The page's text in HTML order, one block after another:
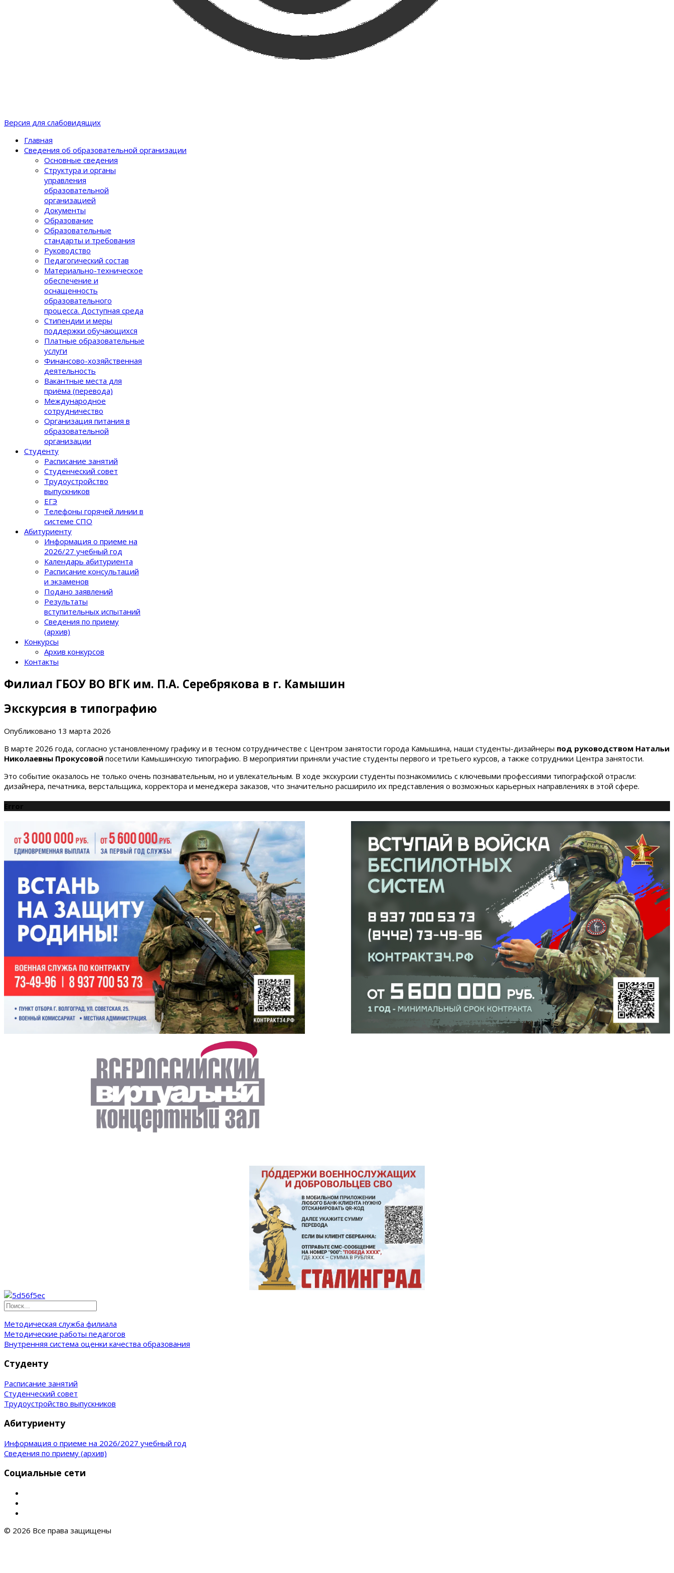
Версия для слабовидящих
Главная
Сведения об образовательной организации
Основные сведения
Структура и органы
управления
образовательной
организацией
Документы
Образование
Образовательные
стандарты и требования
Руководство
Педагогический состав
Материально-техническое
обеспечение и
оснащенность
образовательного
процеcса. Доступная среда
Стипендии и меры
поддержки обучающихся
Платные образовательные
услуги
Финансово-хозяйственная
деятельность
Вакантные места для
приёма (перевода)
Международное
сотрудничество
Организация питания в
образовательной
организации
Студенту
Расписание занятий
Студенческий совет
Трудоустройство
выпускников
ЕГЭ
Телефоны горячей линии в
системе СПО
Абитуриенту
Информация о приеме на
2026/27 учебный год
Календарь абитуриента
Расписание консультаций
и экзаменов
Подано заявлений
Результаты
вступительных испытаний
Сведения по приему
(архив)
Конкурсы
Архив конкурсов
Контакты
Филиал ГБОУ ВО ВГК им. П.А. Серебрякова в г. Камышин
Экскурсия в типографию
Опубликовано 13 марта 2026
В марте 2026 года, согласно установленному графику и в тесном сотрудничестве с Центром занятости города Камышина, наши студенты-дизайнеры под руководством Натальи
Николаевны Прокусовой посетили Камышинскую типографию. В мероприятии приняли участие студенты первого и третьего курсов, а также сотрудники Центра занятости.
Это событие оказалось не только очень познавательным, но и увлекательным. В ходе экскурсии студенты познакомились с ключевыми профессиями типографской отрасли:
дизайнера, печатника, верстальщика, корректора и менеджера заказов, что значительно расширило их представления о возможных карьерных направлениях в этой сфере.
Error
Методическая служба филиала
Методические работы педагогов
Внутренняя система оценки качества образования
Студенту
Расписание занятий
Студенческий совет
Трудоустройство выпускников
Абитуриенту
Информация о приеме на 2026/2027 учебный год
Сведения по приему (архив)
Социальные сети
© 2026 Все права защищены